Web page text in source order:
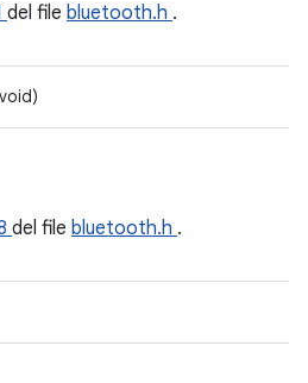
del file bluetooth.h .
del file bluetooth.h .